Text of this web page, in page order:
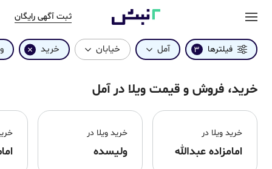
ثبت آگهی رایگان
فیلترها 3 آمل خیابان خرید
خرید، فروش و قیمت ویلا در آمل
خرید ویلا در
امامزاده عبدالله
خریدویلا در
ولیسده